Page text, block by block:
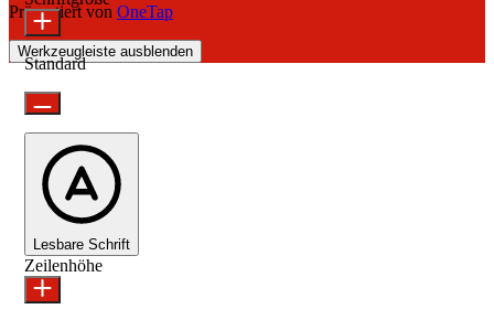
Präsentiert von OneTap
Werkzeugleiste ausblenden
Standard
Lesbare Schrift
Zeilenhöhe